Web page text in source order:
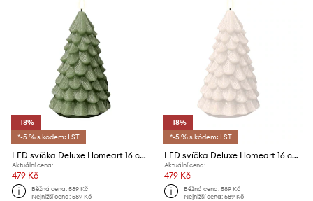
-18%
*-5 % s kódem: LST
LED svíčka Deluxe Homeart 16 cm
Aktuální cena:
479 Kč
Běžná cena:589 Kč
Nejnižší cena:589 Kč
-18%
*-5 % s kódem: LST
LED svíčka Deluxe Homeart 16 cm
Aktuální cena:
479 Kč
Běžná cena:589 Kč
Nejnižší cena:589 Kč